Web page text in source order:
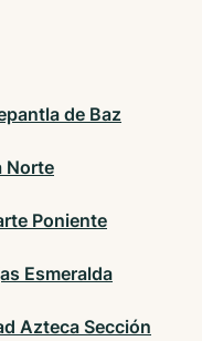
de Baz
Norte
Poniente
Esmeralda
Azteca Sección